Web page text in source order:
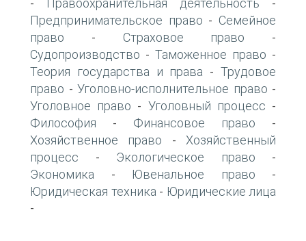
- Правоохранительная деятельность -
Предпринимательское право - Семейное
право - Страховое право -
Судопроизводство - Таможенное право -
Теория государства и права -Трудовое
право - Уголовно-исполнительное право -
Уголовное право - Уголовный процесс -
Философия - Финансовое право -
Хозяйственное право - Хозяйственный
процесс - Экологическое право -
Экономика - Ювенальное право -
Юридическая техника - Юридические лица
-